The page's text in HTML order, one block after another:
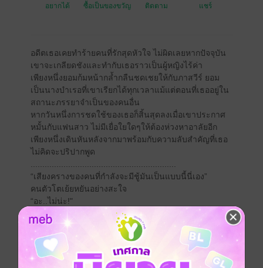
อยากได้ ซื้อเป็นของขวัญ ติดตาม แชร์
อดีตเธอเคยทำร้ายคนที่รักสุดหัวใจ ไม่ผิดเลยหากปัจจุบัน
เขาจะเกลียดชังและทำกับเธอราวเป็นผู้หญิงไร้ค่า
เพียงหนึ่งยอมก้มหน้ากล้ำกลืนชดเชยให้กับภาสวีร์ ยอม
เป็นนางบำเรอที่เขาเรียกได้ทุกเวลาแม้แต่ตอนที่เธออยู่ใน
สถานะภรรยาจำเป็นของคนอื่น
หากวันหนึ่งการชดใช้ของเธอก็สิ้นสุดลงเมื่อเขาประกาศ
หมั้นกับแฟนสาว ไม่มีเยื่อใยใดๆให้ต้องห่วงหาอาลัยอีก
เพียงหนึ่งเดินหันหลังจากมาพร้อมกับความลับสำคัญที่เธอ
ไม่คิดจะปริปากพูด
“เสียงครางของคนที่กำลังจะมีชู้มันเป็นแบบนี้นี่เอง”
คนตัวโตเย้ยหยันอย่างสะใจ
“อะ..ไม่น่ะ!"
เพียงหนึ่งวิงวอนทุกครั้งที่ริมฝีปากเป็นอิสระ แต่เหมือนคน
ตัวโตจะไม่ยินยอม เขาแนบริมฝีปากหยักมาปิดเสียงร้อง
เอาไว้ ลิ้นหนาเกี่ยวกระหวัดลิ้นเล็กไม่ให้หลีกหนีขณะ
เดียวกันฝ่ามือหนาข้างที่ว่างลูบไล้ไปทั่วกายสาวอย่าง
ย่ามใจ ไม่มีส่วนไหนที่ภาสวีร์ตกหล่น